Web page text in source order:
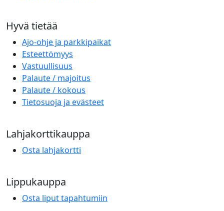
Hyvä tietää
Ajo-ohje ja parkkipaikat
Esteettömyys
Vastuullisuus
Palaute / majoitus
Palaute / kokous
Tietosuoja ja evästeet
Lahjakorttikauppa
Osta lahjakortti
Lippukauppa
Osta liput tapahtumiin